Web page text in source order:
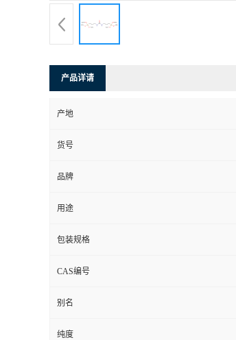
产品详请
产地
货号
品牌
用途
包装规格
CAS编号
别名
纯度